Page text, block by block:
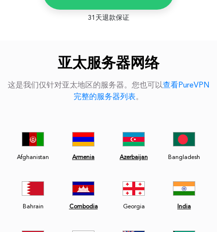
31天退款保证
亚太服务器网络
这是我们仅针对亚太地区的服务器。您也可以查看PureVPN
完整的服务器列表。
Afghanistan Armenia Azerbaijan Bangladesh
Bahrain Combodia Georgia India